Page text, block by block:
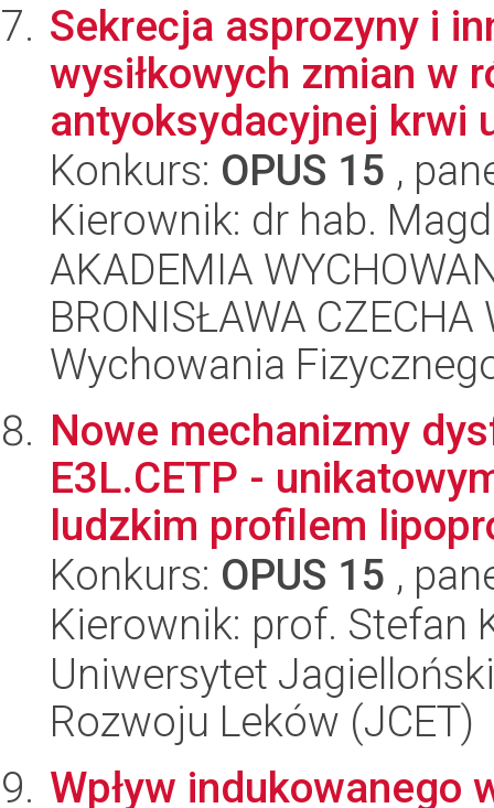
Sekrecja asprozyny i
wysiłkowych zmian w
antyoksydacyjnej krwi
Konkurs: OPUS 15 ,
Kierownik: dr hab.
AKADEMIA
BRONISŁAWA CZECHA
Wychowania
Nowe mechanizmy
E3L.CETP -
ludzkim profilem
Konkurs: OPUS 15 ,
Kierownik: prof. Stefan
Uniwersytet
Rozwoju Leków (JCET)
Wpływ indukowanego